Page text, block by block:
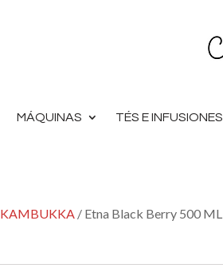
MÁQUINAS TÉS E INFUSIONES
KAMBUKKA / Etna Black Berry 500 ML